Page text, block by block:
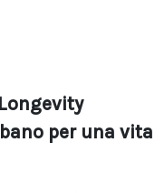
per una vita